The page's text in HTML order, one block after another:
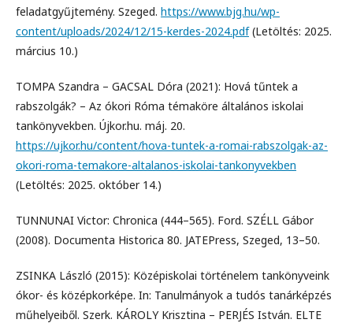
feladatgyűjtemény. Szeged. https://www.bjg.hu/wp-
content/uploads/2024/12/15-kerdes-2024.pdf(Letöltés: 2025.
március 10.)
TOMPA Szandra – GACSAL Dóra (2021): Hová tűntek a
rabszolgák? – Az ókori Róma témaköre általános iskolai
tankönyvekben. Újkor.hu. máj. 20.
https://ujkor.hu/content/hova-tuntek-a-romai-rabszolgak-az-
okori-roma-temakore-altalanos-iskolai-tankonyvekben
(Letöltés: 2025. október 14.)
TUNNUNAI Victor: Chronica (444–565). Ford. SZÉLL Gábor
(2008). Documenta Historica 80. JATEPress, Szeged, 13–50.
ZSINKA László (2015): Középiskolai történelem tankönyveink
ókor- és középkorképe. In: Tanulmányok a tudós tanárképzés
műhelyeiből. Szerk. KÁROLY Krisztina – PERJÉS István. ELTE